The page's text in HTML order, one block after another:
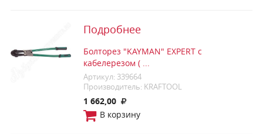
Подробнее
Болторез "KAYMAN" EXPERT с
кабелерезом ( ...
Артикул: 339664
Производитель: KRAFTOOL
1 662,00
В корзину